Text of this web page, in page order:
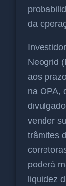
da
Neogrid
aos
na OPA,
vender
trâmites
poderá
liquidez